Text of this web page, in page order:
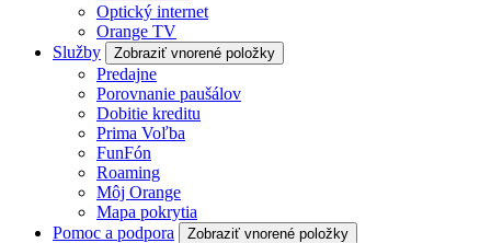
Optický internet
Orange TV
Služby
Zobraziť vnorené položky
Predajne
Porovnanie paušálov
Dobitie kreditu
Prima Voľba
FunFón
Roaming
Môj Orange
Mapa pokrytia
Pomoc a podpora
Zobraziť vnorené položky